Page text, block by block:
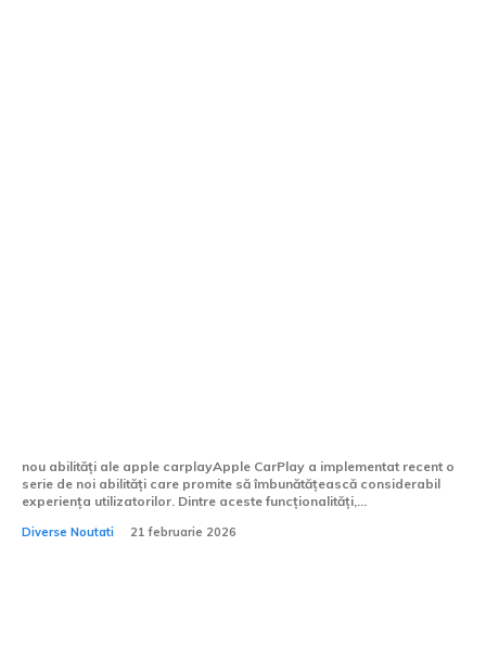
nou abilități ale apple carplayApple CarPlay a implementat recent o
serie de noi abilități care promite să îmbunătățească considerabil
experiența utilizatorilor. Dintre aceste funcționalități,...
Diverse Noutati 21 februarie 2026